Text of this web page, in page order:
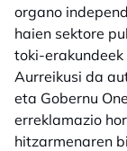
organo
haien sektore
toki-
Aurreikusi da
eta Gobernu
erreklamazio
hitzarmenaren